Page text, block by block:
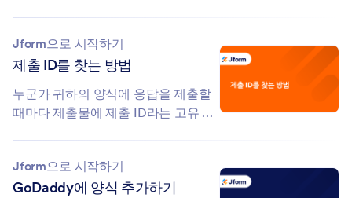
Jform으로 시작하기
제출 ID를 찾는 방법
누군가 귀하의 양식에 응답을 제출할
때마다 제출물에 제출 ID라는 고유 번
Jform으로 시작하기
GoDaddy에 양식 추가하기